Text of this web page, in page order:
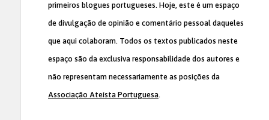
primeiros blogues portugueses. Hoje, este é um espaço
de divulgação de opinião e comentário pessoal daqueles
que aqui colaboram. Todos os textos publicados neste
espaço são da exclusiva responsabilidade dos autores e
não representam necessariamente as posições da
Associação Ateísta Portuguesa.